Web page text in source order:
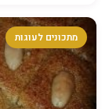
מתכונים לעוגות